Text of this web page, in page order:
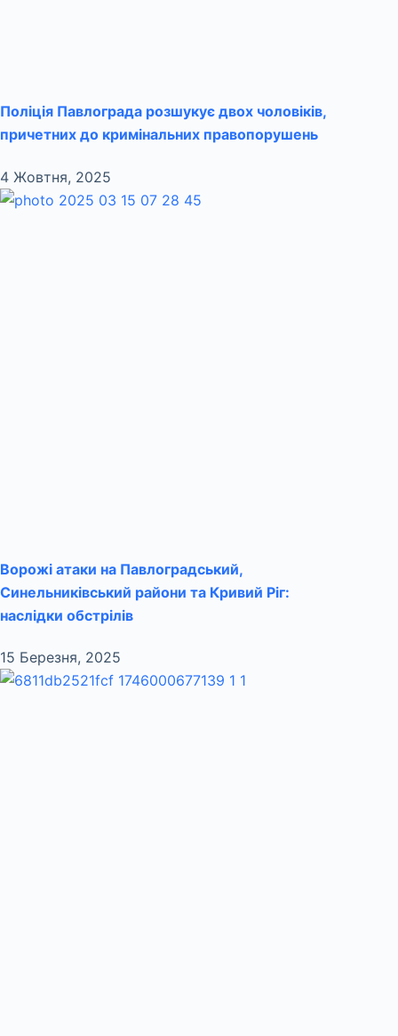
Поліція Павлограда розшукує двох чоловіків,
причетних до кримінальних правопорушень
4 Жовтня, 2025
Ворожі атаки на Павлоградський,
Синельниківський райони та Кривий Ріг:
наслідки обстрілів
15 Березня, 2025